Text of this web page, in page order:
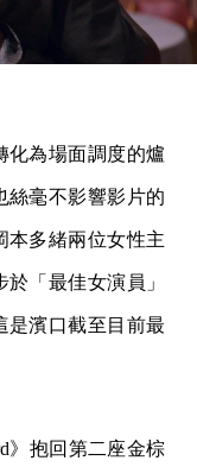
化為場面調度的爐
絲毫不影響影片的
本多緒兩位女性主
「最佳女演員」
是濱口截至目前最
》抱回第二座金棕